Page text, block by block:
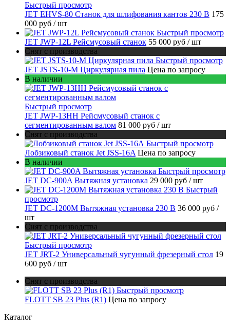
Быстрый просмотр
JET EHVS-80 Станок для шлифования кантов 230 В 175
000 руб / шт
Быстрый просмотр
JET JWP-12L Рейсмусовый станок 55 000 руб / шт
Снят с производства
Быстрый просмотр
JET JSTS-10-M Циркулярная пила Цена по запросу
В наличии
Быстрый просмотр
JET JWP-13HH Рейсмусовый станок с
сегментированным валом 81 000 руб / шт
Снят с производства
Быстрый просмотр
Лобзиковый станок Jet JSS-16A Цена по запросу
В наличии
Быстрый просмотр
JET DC-900A Вытяжная установка 29 000 руб / шт
Быстрый
просмотр
JET DC-1200M Вытяжная установка 230 В 36 000 руб /
шт
Снят с производства
Быстрый просмотр
JET JRT-2 Универсальный чугунный фрезерный стол 19
600 руб / шт
Снят с производства
Быстрый просмотр
FLOTT SB 23 Plus (R1) Цена по запросу
Каталог